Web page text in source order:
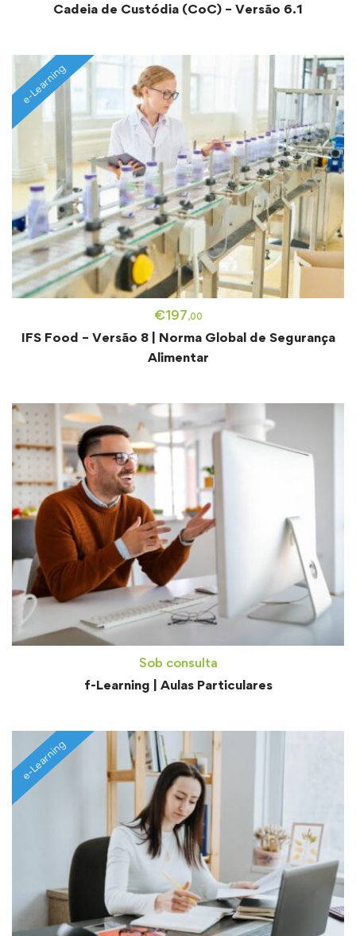
Cadeia de Custódia (CoC) – Versão 6.1
€197,00
e-Learning
IFS Food – Versão 8 | Norma Global de Segurança
Alimentar
Sob consulta
f-Learning | Aulas Particulares
e-Learning